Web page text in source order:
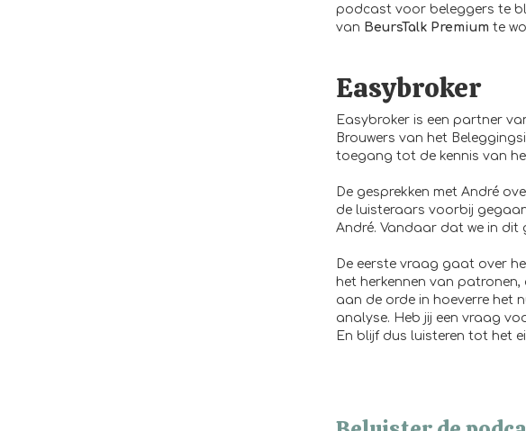
podcast voor beleggers te
van BeursTalk Premium te
Easybroker
Easybroker is een partner
Brouwers van het
toegang tot de kennis van
De gesprekken met André
de luisteraars voorbij
André. Vandaar dat we in dit
De eerste vraag gaat over
het herkennen van
aan de orde in hoeverre het
analyse. Heb jij een vraag
En blijf dus luisteren tot het